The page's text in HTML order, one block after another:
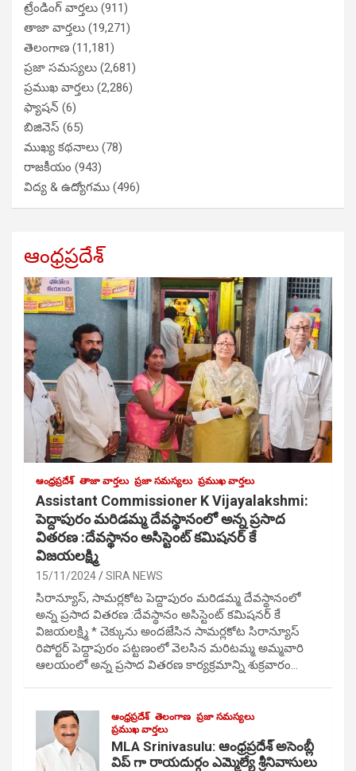
ట్రేండింగ్ వార్తలు (911)
తాజా వార్తలు (19,271)
తెలంగాణ (11,181)
ప్రజా సమస్యలు (2,681)
ప్రముఖ వార్తలు (2,286)
ఫ్యాషన్ (6)
బిజినెస్ (65)
ముఖ్య కథనాలు (78)
రాజకీయం (943)
విద్య & ఉద్యోగము (496)
ఆంధ్రప్రదేశ్
ఆంధ్రప్రదేశ్ తాజా వార్తలు ప్రజా సమస్యలు ప్రముఖ వార్తలు
Assistant Commissioner K Vijayalakshmi:
పెద్దాపురం మరిడమ్మ దేవస్థానంలో అన్న ప్రసాద
వితరణ :దేవస్థానం అసిస్టెంట్ కమిషనర్ కే
విజయలక్ష్మి
15/11/2024 SIRA NEWS
సిరాన్యూస్, సామర్లకోట పెద్దాపురం మరిడమ్మ దేవస్థానంలో
అన్న ప్రసాద వితరణ :దేవస్థానం అసిస్టెంట్ కమిషనర్ కే
విజయలక్ష్మి * చెక్కును అందజేసిన సామర్లకోట సిరాన్యూస్
రిపోర్టర్ పెద్దాపురం పట్టణంలో వెలసిన మరిటమ్మ అమ్మవారి
ఆలయంలో అన్న ప్రసాద వితరణ కార్యక్రమాన్ని శుక్రవారం…
ఆంధ్రప్రదేశ్ తెలంగాణ ప్రజా సమస్యలు
ప్రముఖ వార్తలు
MLA Srinivasulu: ఆంధ్రప్రదేశ్ అసెంబ్లీ
విప్ గా రాయదుర్గం ఎమ్మెల్యే శ్రీనివాసులు